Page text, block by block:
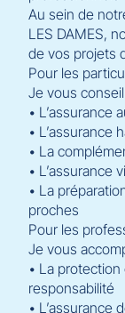
Au sein de
LES DAMES,
de vos projets
Pour les
Je vous
• L’assurance
• L’assurance
• La
• L’assurance
• La
proches
Pour les
Je vous
• La
responsabilité
• L’assurance